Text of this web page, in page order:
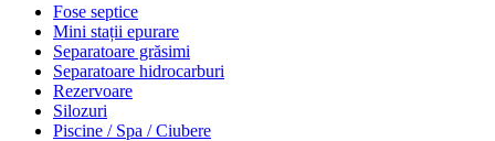
Fose septice
Mini stații epurare
Separatoare grăsimi
Separatoare hidrocarburi
Rezervoare
Silozuri
Piscine / Spa / Ciubere